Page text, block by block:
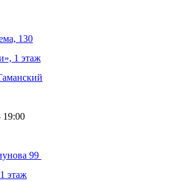
130
1 этаж
19:00
99
этаж